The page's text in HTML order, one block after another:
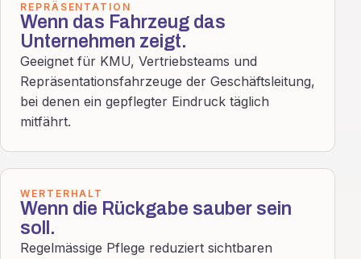
REPRÄSENTATION
Wenn das Fahrzeug das
Unternehmen zeigt.
Geeignet für KMU, Vertriebsteams und
Repräsentationsfahrzeuge der Geschäftsleitung,
bei denen ein gepflegter Eindruck täglich
mitfährt.
WERTERHALT
Wenn die Rückgabe sauber sein
soll.
Regelmässige Pflege reduziert sichtbaren